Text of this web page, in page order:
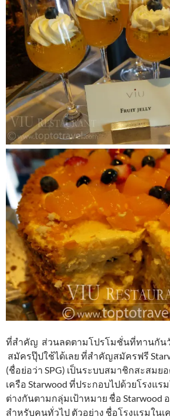
ที่สำคัญ ส่วนลดตามโปรโมชั่นที่ทานกัน
สมัครปุ๊ปใช้ได้เลย ที่สำคัญสมัครฟรี
(ชื่อย่อว่า SPG) เป็นระบบสมาชิกสะสมย
เครือ Starwood ที่ประกอบไปด้วยโรงแร
ต่างกันตามกลุ่มเป้าหมาย ชื่อ Starwood
สำหรับคนทั่วไป ตัวอย่าง ชื่อโรงแรมในเ